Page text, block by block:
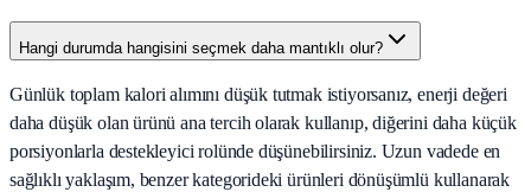
Hangi durumda hangisini seçmek daha mantıklı olur?
Günlük toplam kalori alımını düşük tutmak istiyorsanız, enerji değeri
daha düşük olan ürünü ana tercih olarak kullanıp, diğerini daha küçük
porsiyonlarla destekleyici rolünde düşünebilirsiniz. Uzun vadede en
sağlıklı yaklaşım, benzer kategorideki ürünleri dönüşümlü kullanarak